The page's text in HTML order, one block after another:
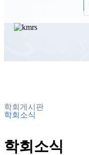
학회게시판
학회소식
학회소식